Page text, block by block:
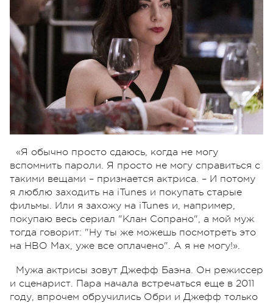
«Я обычно просто сдаюсь, когда не могу
вспомнить пароли. Я просто не могу справиться с
такими вещами – признается актриса. – И потому
я люблю заходить на iTunes и покупать старые
фильмы. Или я захожу на iTunes и, например,
покупаю весь сериал "Клан Сопрано", а мой муж
тогда говорит: "Ну ты же можешь посмотреть это
на HBO Max, уже все оплачено". А я не могу!».
Мужа актрисы зовут Джефф Баэна. Он режиссер
и сценарист. Пара начала встречаться еще в 2011
году, впрочем обручились Обри и Джефф только